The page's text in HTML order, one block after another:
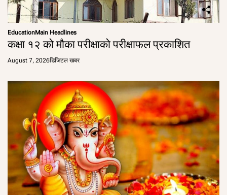
EducationMain Headlines
कक्षा १२ को मौका परीक्षाको परीक्षाफल प्रकाशित
August 7, 2026डिजिटल खबर